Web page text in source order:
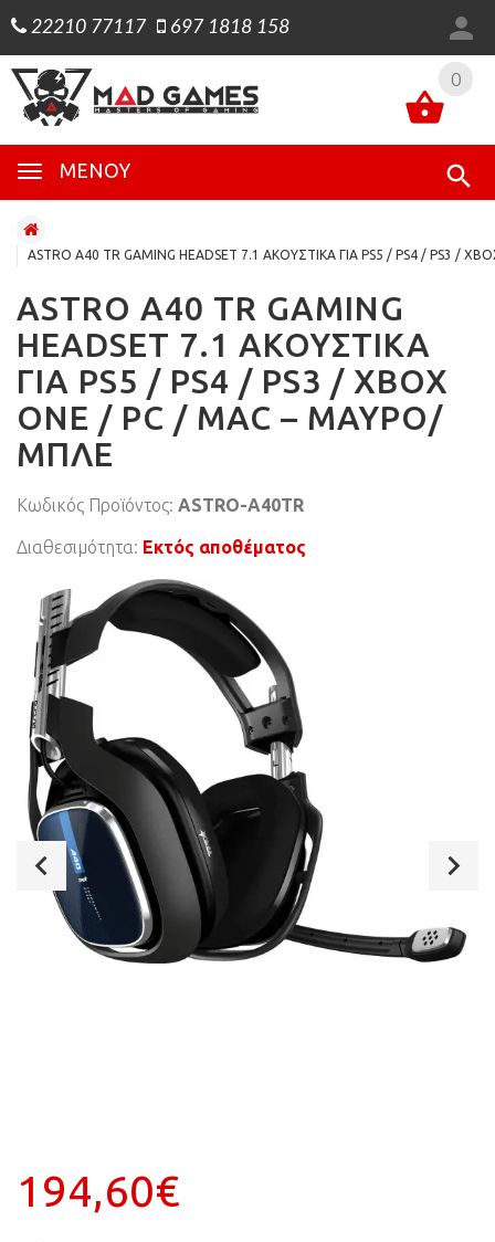
22210 77117 697 1818 158
0
ΜΕΝΟΎ
0
ASTRO A40 TR GAMING HEADSET 7.1 ΑΚΟΥΣΤΙΚΑ ΓΙΑ PS5 / PS4 / PS3 /
ASTRO A40 TR GAMING
HEADSET 7.1 ΑΚΟΥΣΤΙΚΑ
ΓΙΑ PS5 / PS4 / PS3 / XBOX
ONE / PC / MAC – ΜΑΥΡΟ/
ΜΠΛΕ
Κωδικός Προϊόντος: ASTRO-A40TR
Διαθεσιμότητα: Εκτός αποθέματος
194,60€